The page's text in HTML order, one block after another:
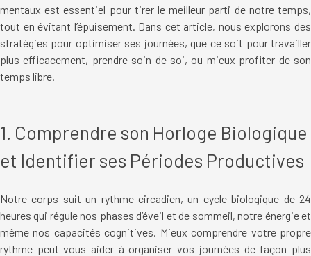
mentaux est essentiel pour tirer le meilleur parti de notre temps,
tout en évitant l’épuisement. Dans cet article, nous explorons des
stratégies pour optimiser ses journées, que ce soit pour travailler
plus efficacement, prendre soin de soi, ou mieux profiter de son
temps libre.
1. Comprendre son Horloge Biologique
et Identifier ses Périodes Productives
Notre corps suit un rythme circadien, un cycle biologique de 24
heures qui régule nos phases d’éveil et de sommeil, notre énergie et
même nos capacités cognitives. Mieux comprendre votre propre
rythme peut vous aider à organiser vos journées de façon plus